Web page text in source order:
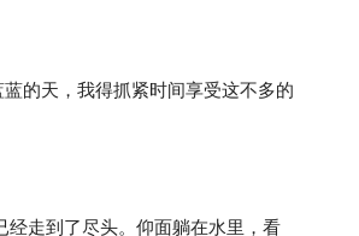
的天，我得抓紧时间享受这不多的
经走到了尽头。仰面躺在水里，看